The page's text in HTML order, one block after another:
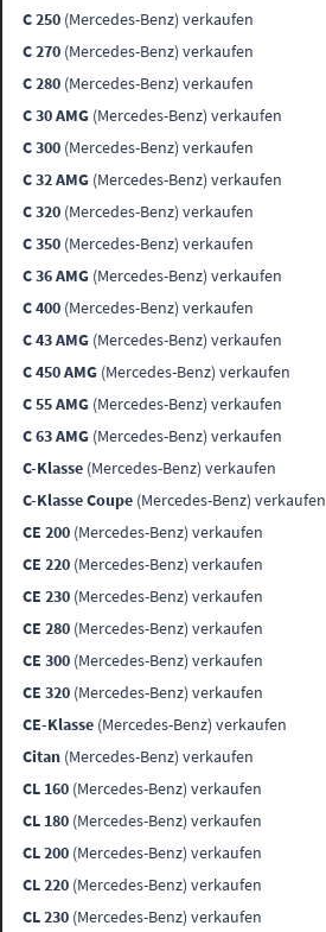
C 250 (Mercedes-Benz) verkaufen
C 270 (Mercedes-Benz) verkaufen
C 280 (Mercedes-Benz) verkaufen
C 30 AMG (Mercedes-Benz) verkaufen
C 300 (Mercedes-Benz) verkaufen
C 32 AMG (Mercedes-Benz) verkaufen
C 320 (Mercedes-Benz) verkaufen
C 350 (Mercedes-Benz) verkaufen
C 36 AMG (Mercedes-Benz) verkaufen
C 400 (Mercedes-Benz) verkaufen
C 43 AMG (Mercedes-Benz) verkaufen
C 450 AMG (Mercedes-Benz) verkaufen
C 55 AMG (Mercedes-Benz) verkaufen
C 63 AMG (Mercedes-Benz) verkaufen
C-Klasse (Mercedes-Benz) verkaufen
C-Klasse Coupe (Mercedes-Benz) verkaufen
CE 200 (Mercedes-Benz) verkaufen
CE 220 (Mercedes-Benz) verkaufen
CE 230 (Mercedes-Benz) verkaufen
CE 280 (Mercedes-Benz) verkaufen
CE 300 (Mercedes-Benz) verkaufen
CE 320 (Mercedes-Benz) verkaufen
CE-Klasse (Mercedes-Benz) verkaufen
Citan (Mercedes-Benz) verkaufen
CL 160 (Mercedes-Benz) verkaufen
CL 180 (Mercedes-Benz) verkaufen
CL 200 (Mercedes-Benz) verkaufen
CL 220 (Mercedes-Benz) verkaufen
CL 230 (Mercedes-Benz) verkaufen